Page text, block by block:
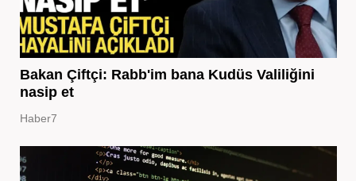
Bakan Çiftçi: Rabb'im bana Kudüs Valiliğini
nasip et
Haber7